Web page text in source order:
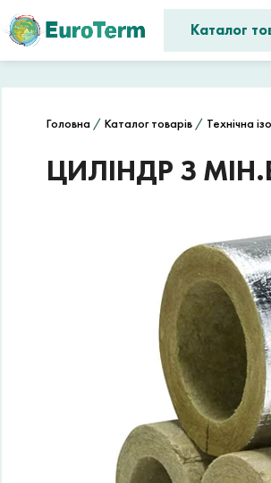
Каталог
Головна / Каталог товарів / Технічна
ЦИЛІНДР З